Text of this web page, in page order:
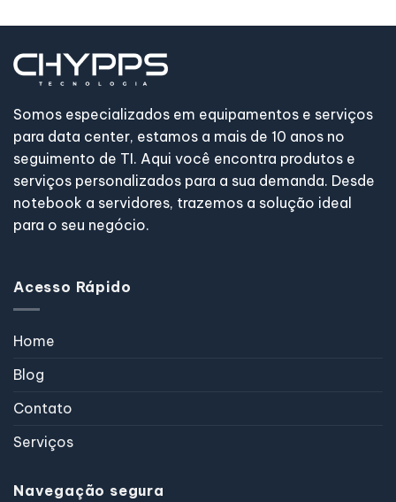
Somos especializados em equipamentos e serviços
para data center, estamos a mais de 10 anos no
seguimento de TI. Aqui você encontra produtos e
serviços personalizados para a sua demanda. Desde
notebook a servidores, trazemos a solução ideal
para o seu negócio.
Acesso Rápido
Home
Blog
Contato
Serviços
Navegação segura